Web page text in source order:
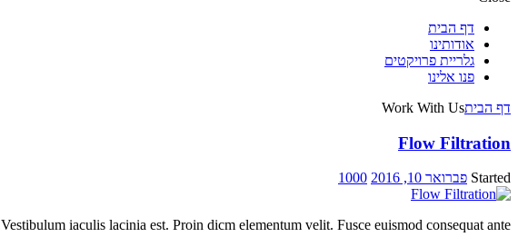
דף הבית
אודותינו
גלריית פרויקטים
פנו אלינו
דף הביתWork With Us
Flow Filtration
Started פברואר 10, 2016 1000
Vestibulum iaculis lacinia est. Proin dicm elementum velit. Fusce euismod consequat ante.